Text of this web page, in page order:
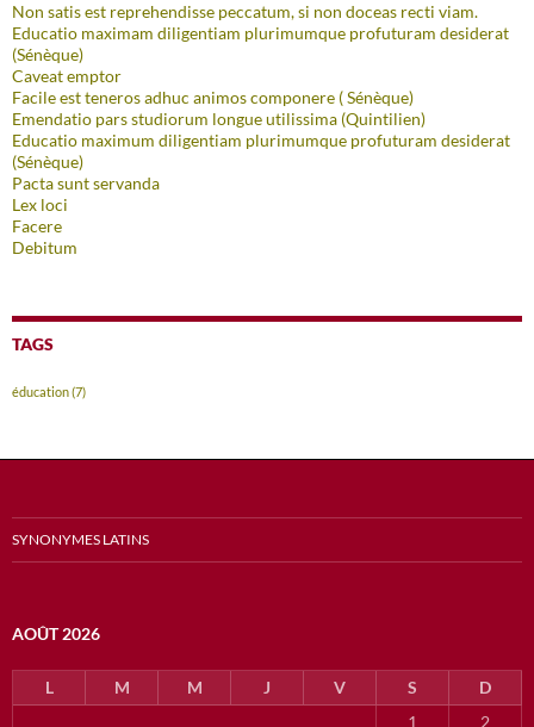
Non satis est reprehendisse peccatum, si non doceas recti viam.
Educatio maximam diligentiam plurimumque profuturam desiderat
(Sénèque)
Caveat emptor
Facile est teneros adhuc animos componere ( Sénèque)
Emendatio pars studiorum longue utilissima (Quintilien)
Educatio maximum diligentiam plurimumque profuturam desiderat
(Sénèque)
Pacta sunt servanda
Lex loci
Facere
Debitum
TAGS
éducation(7)
SYNONYMES LATINS
AOÛT 2026
L M M J V S
D
1
2